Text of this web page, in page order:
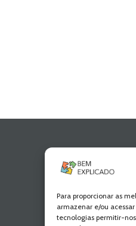
Para proporcionar as
armazenar e/ou
tecnologias permitir-